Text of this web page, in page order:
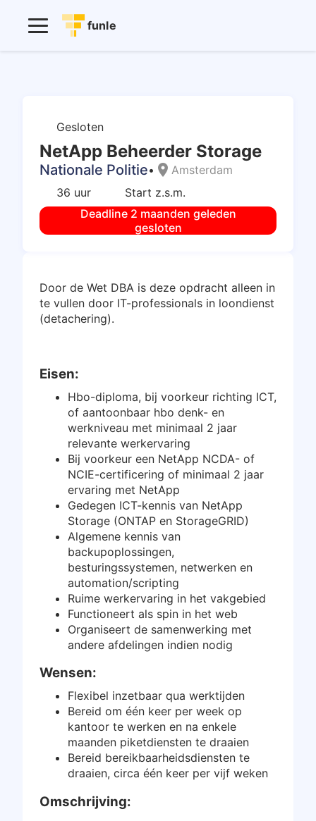
funle
NetApp Beheerder Storage
Gesloten
Nationale Politie• location_on Amsterdam
36 uur
Start z.s.m.
Deadline 2 maanden geleden
gesloten
Door de Wet DBA is deze opdracht alleen in
te vullen door IT-professionals in loondienst
(detachering).
Eisen:
Hbo-diploma, bij voorkeur richting ICT,
of aantoonbaar hbo denk- en
werkniveau met minimaal 2 jaar
relevante werkervaring
Bij voorkeur een NetApp NCDA- of
NCIE-certificering of minimaal 2 jaar
ervaring met NetApp
Gedegen ICT-kennis van NetApp
Storage (ONTAP en StorageGRID)
Algemene kennis van
backupoplossingen,
besturingssystemen, netwerken en
automation/scripting
Ruime werkervaring in het vakgebied
Functioneert als spin in het web
Organiseert de samenwerking met
andere afdelingen indien nodig
Wensen:
Flexibel inzetbaar qua werktijden
Bereid om één keer per week op
kantoor te werken en na enkele
maanden piketdiensten te draaien
Bereid bereikbaarheidsdiensten te
draaien, circa één keer per vijf weken
Omschrijving: